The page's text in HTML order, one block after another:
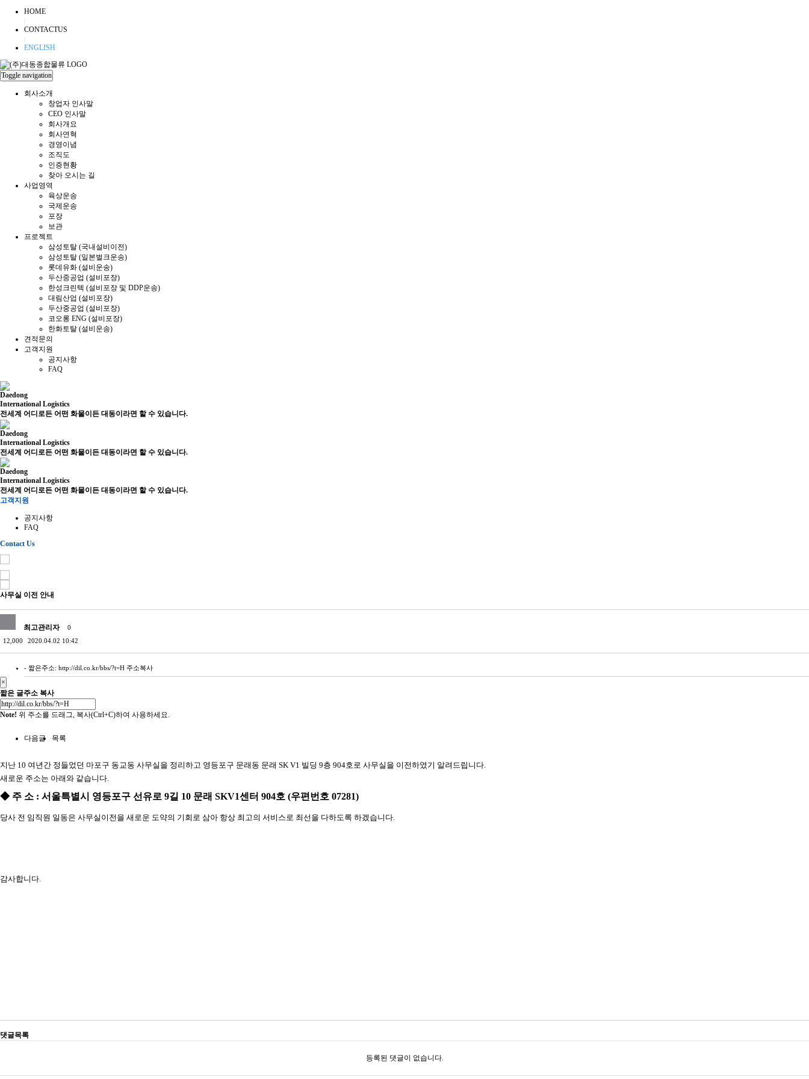
HOME
CONTACTUS
ENGLISH
Toggle navigation
회사소개
창업자 인사말
CEO 인사말
회사개요
회사연혁
경영이념
조직도
인증현황
찾아 오시는 길
사업영역
육상운송
국제운송
포장
보관
프로젝트
삼성토탈 (국내설비이전)
삼성토탈 (일본벌크운송)
롯데유화 (설비운송)
두산중공업 (설비포장)
한성크린텍 (설비포장 및 DDP운송)
대림산업 (설비포장)
두산중공업 (설비포장)
코오롱 ENG (설비포장)
한화토탈 (설비운송)
견적문의
고객지원
공지사항
FAQ
Daedong
International Logistics
전세계 어디로든 어떤 화물이든 대동이라면 할 수 있습니다.
Daedong
International Logistics
전세계 어디로든 어떤 화물이든 대동이라면 할 수 있습니다.
Daedong
International Logistics
전세계 어디로든 어떤 화물이든 대동이라면 할 수 있습니다.
고객지원
공지사항
FAQ
Contact Us
사무실 이전 안내
최고관리자
0
12,000
2020.04.02 10:42
- 짧은주소: http://dil.co.kr/bbs/?t=H 주소복사
×
짧은 글주소 복사
Note! 위 주소를 드래그, 복사(Ctrl+C)하여 사용하세요.
다음글 목록
지난 10 여년간 정들었던 마포구 동교동 사무실을 정리하고 영등포구 문래동 문래 SK V1 빌딩 9층 904호로 사무실을 이전하였기 알려드립니다.
새로운 주소는 아래와 같습니다.
◆ 주 소 : 서울특별시 영등포구 선유로 9길 10 문래 SKV1센터 904호 (우편번호 07281)
당사 전 임직원 일동은 사무실이전을 새로운 도약의 기회로 삼아 항상 최고의 서비스로 최선을 다하도록 하겠습니다.
감사합니다.​
댓글목록
등록된 댓글이 없습니다.